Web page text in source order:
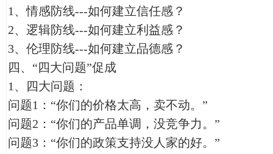
1、情感防线---如何建立信任感？
2、逻辑防线---如何建立利益感？
3、伦理防线---如何建立品德感？
四、“四大问题”促成
1、四大问题：
问题1：“你们的价格太高，卖不动。”
问题2：“你们的产品单调，没竞争力。”
问题3：“你们的政策支持没人家的好。”